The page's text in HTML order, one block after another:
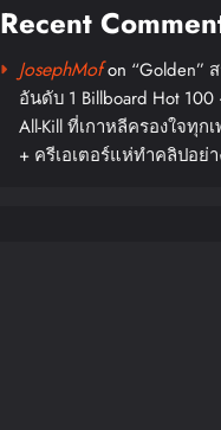
Recent
JosephMofon “Golden”
อันดับ 1 Billboard Hot
All-Kill ที่เกาหลีครองใจทุ
+ ครีเอเตอร์แห่ทำคลิปอย่